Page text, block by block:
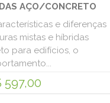
AÇO/CONCRETO
e diferenças
mistas e híbridas
para edifícios, o
597,00